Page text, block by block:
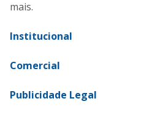
mais.
Institucional
Comercial
Publicidade Legal